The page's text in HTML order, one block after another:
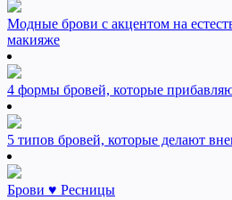
Модные брови с акцентом на
макияже
4 формы бровей, которые
5 типов бровей, которые делают
Брови ♥ Ресницы